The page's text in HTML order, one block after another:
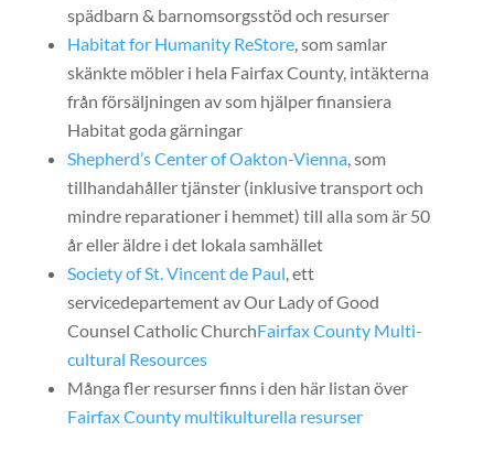
spädbarn & barnomsorgsstöd och resurser
Habitat for Humanity ReStore, som samlar
skänkte möbler i hela Fairfax County, intäkterna
från försäljningen av som hjälper finansiera
Habitat goda gärningar
Shepherd’s Center of Oakton-Vienna, som
tillhandahåller tjänster (inklusive transport och
mindre reparationer i hemmet) till alla som är 50
år eller äldre i det lokala samhället
Society of St. Vincent de Paul, ett
servicedepartement avOur Lady of Good
Counsel Catholic ChurchFairfax County Multi-
cultural Resources
Många fler resurser finns i den här listan över
Fairfax County multikulturella resurser